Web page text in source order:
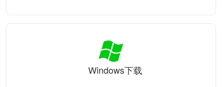
Windows下载